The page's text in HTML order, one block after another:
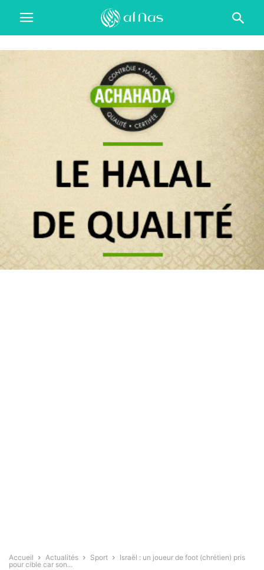
Accueil Actualités Sport
Israël : un joueur de foot (chrétien) pris
pour cible car son...